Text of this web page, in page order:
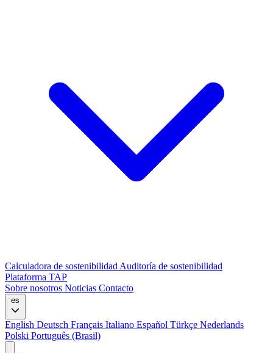
Calculadora de sostenibilidad Auditoría de sostenibilidad
Plataforma TAP
Sobre nosotros Noticias Contacto
es
English Deutsch Français Italiano Español Türkçe Nederlands
Polski Português (Brasil)